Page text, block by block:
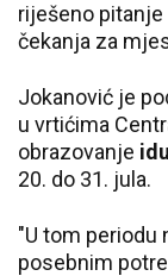
riješeno
čekanja za
Jokanović je
u vrtićima
obrazovanje
20. do 31. jula.
"U tom periodu
posebnim